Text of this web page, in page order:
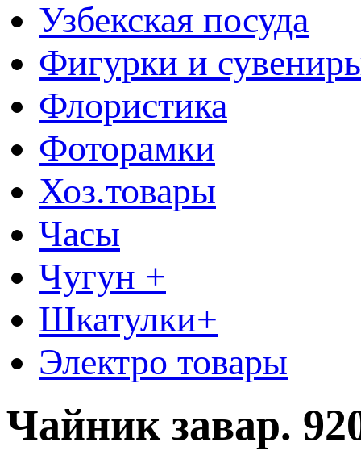
Узбекская посуда
Фигурки и
Флористика
Фоторамки
Хоз.товары
Часы
Чугун +
Шкатулки+
Электро товары
Чайник завар.